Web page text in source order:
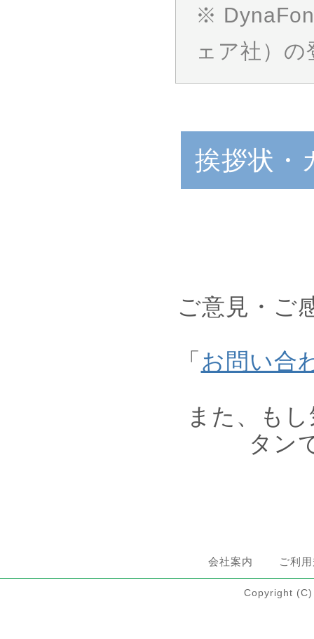
※
ェア社）
挨拶状・
ご意見・ご
「 お問い合
また、も
タン
会社案内 ご利
Copyright